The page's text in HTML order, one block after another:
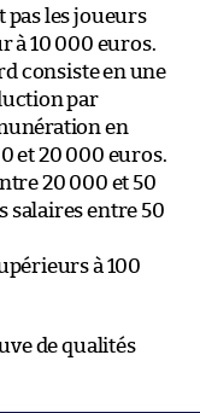
pas les joueurs
à 10 000 euros.
consiste en une
par
en
et 20 000 euros.
20 000 et 50
salaires entre 50
à 100
de qualités